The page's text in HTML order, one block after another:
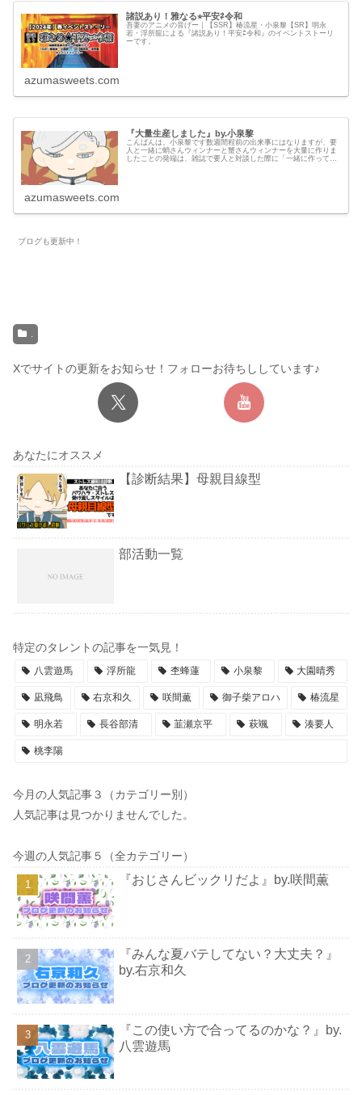
諸説あり！雅なる⭐︎平安⇄令和
吾妻のアニメの音げー｜【SSR】椿流星・小泉黎【SR】明永
若・浮所龍による『諸説あり！平安⇄令和』のイベントストーリ
ーです。
azumasweets.com
『大量生産しました』by.小泉黎
こんばんは。小泉黎です数週間程前の出来事にはなりますが、要
人と一緒に蛸さんウィンナーと蟹さんウィンナーを大量に作りま
したことの発端は、雑誌で要人と対談した際に「一緒に作ってみ
azumasweets.com
ブログも更新中！
Xでサイトの更新をお知らせ！フォローお待ちししています♪
あなたにオススメ
【診断結果】母親目線型
部活動一覧
特定のタレントの記事を一気見！
八雲遊馬 浮所龍 杢蜂蓮 小泉黎 大園晴秀
凪飛鳥 右京和久 咲間薫 御子柴アロハ 椿流星
明永若 長谷部清 韮瀬京平 萩颯 湊要人
桃李陽
今月の人気記事３（カテゴリー別）
人気記事は見つかりませんでした。
今週の人気記事５（全カテゴリー）
『おじさんビックリだよ』by.咲間薫
『みんな夏バテしてない？大丈夫？』
by.右京和久
『この使い方で合ってるのかな？』by.
八雲遊馬